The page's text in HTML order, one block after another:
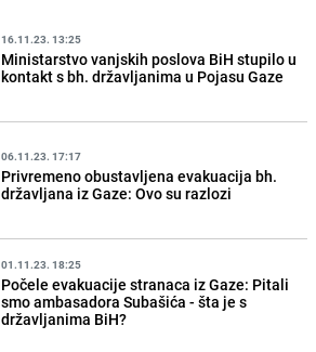
16.11.23. 13:25
Ministarstvo vanjskih poslova BiH stupilo u
kontakt s bh. državljanima u Pojasu Gaze
06.11.23. 17:17
Privremeno obustavljena evakuacija bh.
državljana iz Gaze: Ovo su razlozi
01.11.23. 18:25
Počele evakuacije stranaca iz Gaze: Pitali
smo ambasadora Subašića - šta je s
državljanima BiH?